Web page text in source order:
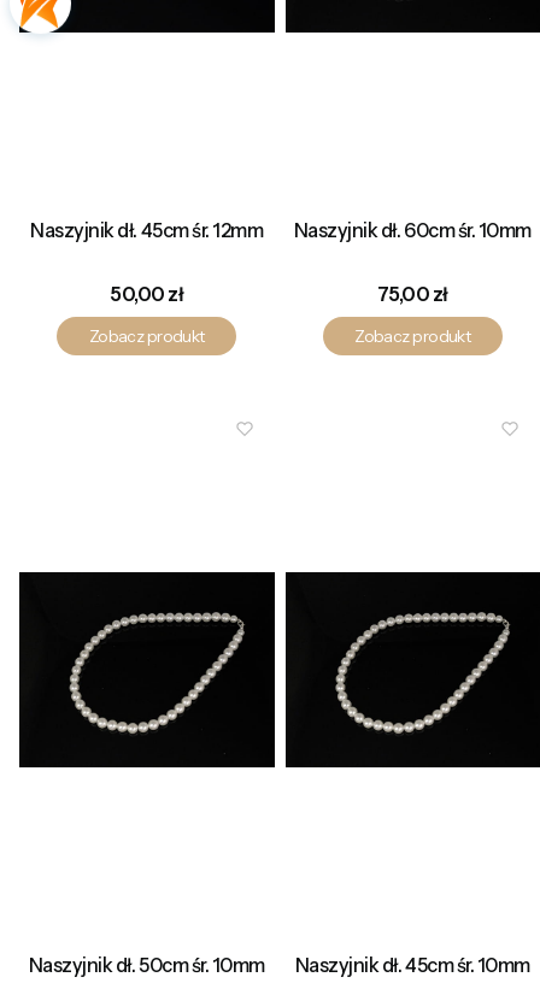
Naszyjnik dł. 45cm śr. 12mm
Cena
50,00 zł
Zobacz produkt
Naszyjnik dł. 60cm śr. 10mm
Cena
75,00 zł
Zobacz produkt
Naszyjnik dł. 50cm śr. 10mm Naszyjnik dł. 45cm śr. 10mm